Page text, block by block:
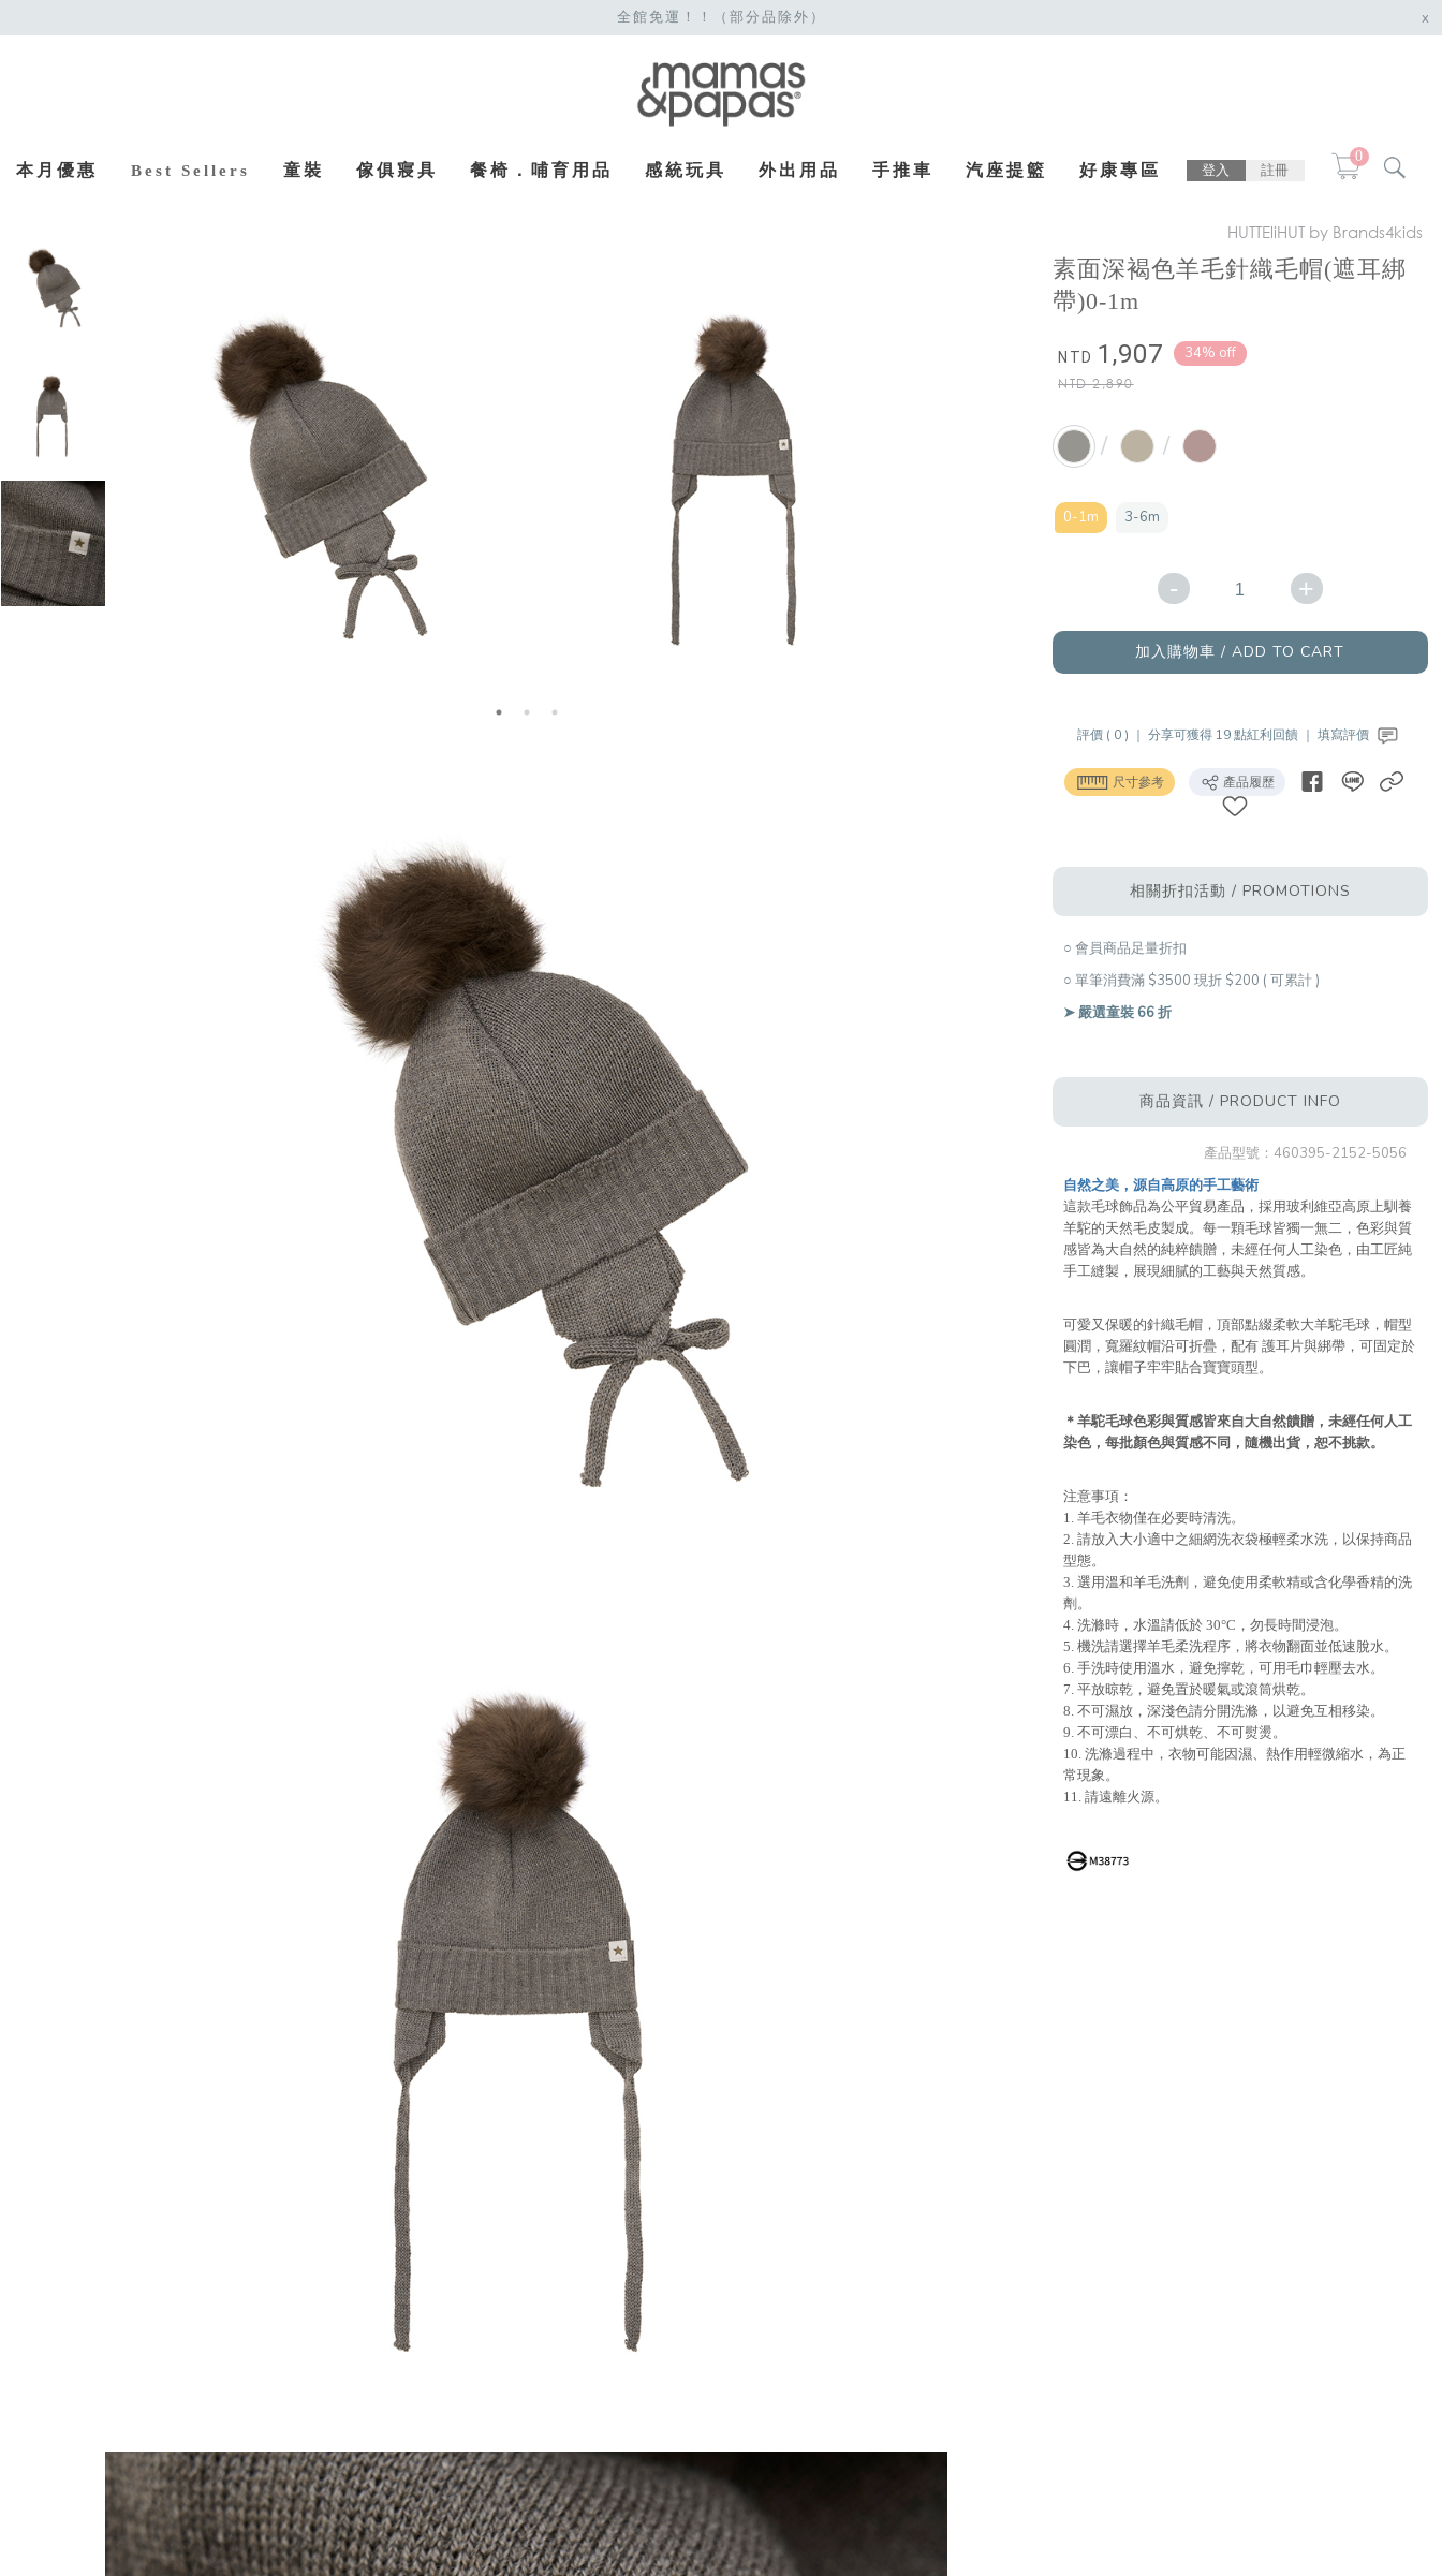
全館免運！！（部分品除外） x
本月優惠 Best Sellers 童裝 傢俱寢具 餐椅．哺育用品 感統玩具 外出用品 手推車 汽座提籃 好康專區 登入 註冊
0
HUTTEliHUT by Brands4kids
素面深褐色羊毛針織毛帽(遮耳綁
帶)0-1m
NTD 1,907
NTD2,890
34% off
/ /
0-1m 3-6m
- +
加入購物車 / ADD TO CART
評價 ( 0 ) ｜分享可獲得 19 點紅利回饋 ｜填寫評價
尺寸參考 產品履歷
相關折扣活動 / PROMOTIONS
○ 會員商品足量折扣
○ 單筆消費滿 $3500 現折 $200 ( 可累計 )
➤ 嚴選童裝 66 折
商品資訊 / PRODUCT INFO
產品型號： 460395-2152-5056
自然之美，源自高原的手工藝術
這款毛球飾品為公平貿易產品，採用玻利維亞高原上馴養
羊駝的天然毛皮製成。每一顆毛球皆獨一無二，色彩與質
感皆為大自然的純粹饋贈，未經任何人工染色，由工匠純
手工縫製，展現細膩的工藝與天然質感。
可愛又保暖的針織毛帽，頂部點綴柔軟大羊駝毛球，帽型
圓潤，寬羅紋帽沿可折疊，配有 護耳片與綁帶，可固定於
下巴，讓帽子牢牢貼合寶寶頭型。
＊羊駝毛球色彩與質感皆來自大自然饋贈，未經任何人工
染色，每批顏色與質感不同，隨機出貨，恕不挑款。
注意事項：
1. 羊毛衣物僅在必要時清洗。
2. 請放入大小適中之細網洗衣袋極輕柔水洗，以保持商品
型態。
3. 選用溫和羊毛洗劑，避免使用柔軟精或含化學香精的洗
劑。
4. 洗滌時，水溫請低於 30°C，勿長時間浸泡。
5. 機洗請選擇羊毛柔洗程序，將衣物翻面並低速脫水。
6. 手洗時使用溫水，避免擰乾，可用毛巾輕壓去水。
7. 平放晾乾，避免置於暖氣或滾筒烘乾。
8. 不可濕放，深淺色請分開洗滌，以避免互相移染。
9. 不可漂白、不可烘乾、不可熨燙。
10. 洗滌過程中，衣物可能因濕、熱作用輕微縮水，為正
常現象。
11. 請遠離火源。